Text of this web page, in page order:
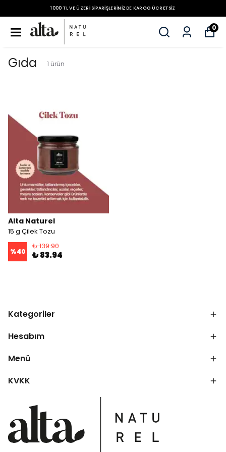
1000 TL VE ÜZERI SIPARIŞLERINIZDE KARGO ÜCRETSIZ
0
Gıda 1 ürün
Alta Naturel
15 g Çilek Tozu
%40
₺ 139.90
₺ 83.94
Kategoriler
Hesabım
Menü
KVKK